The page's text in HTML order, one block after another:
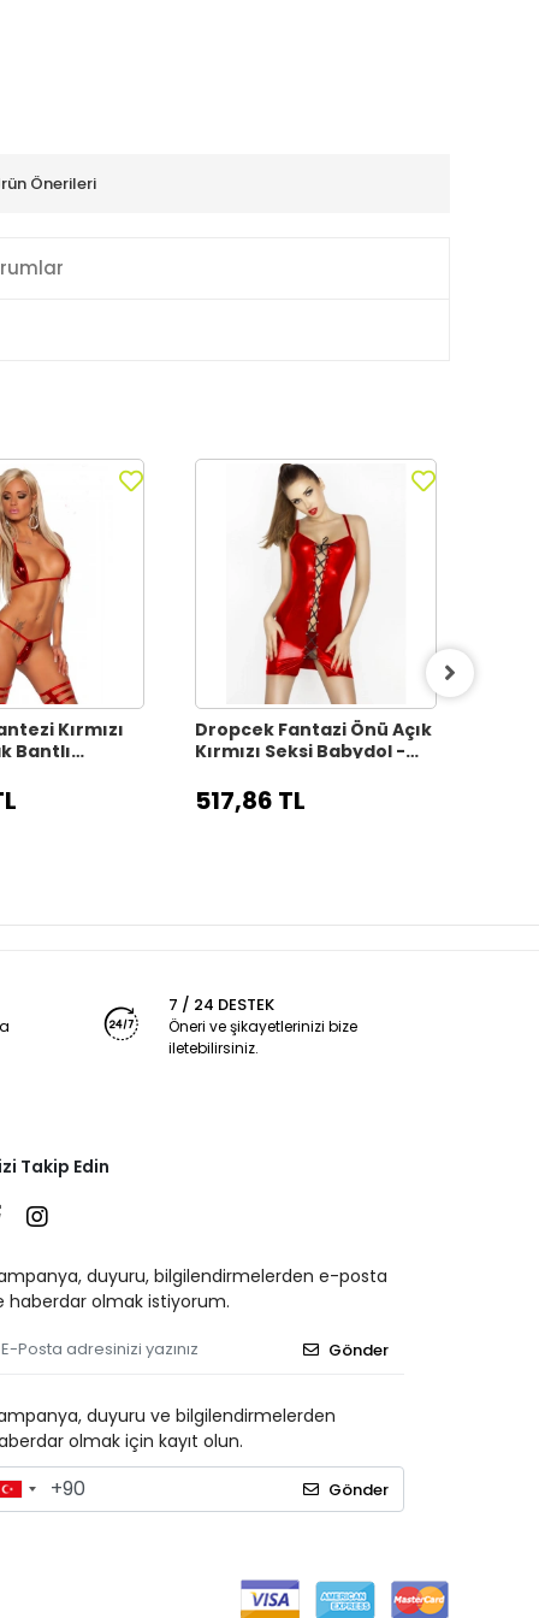
Önerileri
Kırmızı
Bantlı
Dropcek Fantazi Önü Açık
Kırmızı Seksi Babydol -
25
517,86 TL
7 / 24 DESTEK
Öneri ve şikayetlerinizi bize
iletebilirsiniz.
Takip Edin
duyuru, bilgilendirmelerden e-posta
haberdar olmak istiyorum.
Gönder
duyuru ve bilgilendirmelerden
olmak için kayıt olun.
Gönder